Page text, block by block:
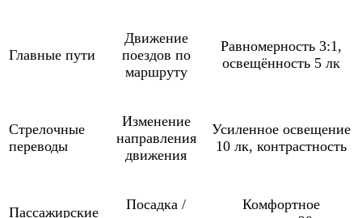
Главные пути
Движение
поездов по
маршруту
Равномерность 3:1,
освещённость 5 лк
Стрелочные
переводы
Изменение
направления
движения
Усиленное освещение
10 лк, контрастность
Пассажирские
Посадка /
Комфортное